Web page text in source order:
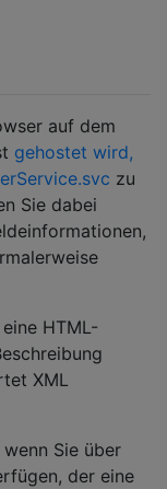
auf dem
gehostet wird,
zu
Sie dabei
HTML-
XML
Sie über
der eine